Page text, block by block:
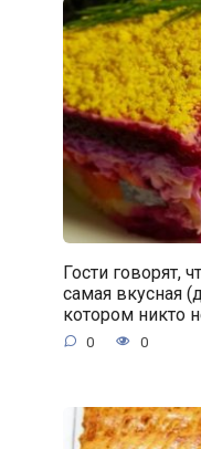
Гости говорят,
самая вкусная
котором никто
0 0